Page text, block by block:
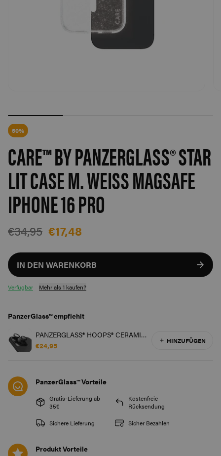
50%
CARE™ BY PANZERGLASS® STAR
LIT CASE M. WEISS MAGSAFE I
PHONE 16 PRO
€34,95 €17,48
IN DEN WARENKORB
Verfügbar Mehr als 1 kaufen?
PanzerGlass™ empfiehlt
PANZERGLASS® HOOPS® CERAMIC
KAMERASCHUTZ IPHONE 16 PRO |
€24,95 HINZUFÜGEN
PanzerGlass™ Vorteile
Gratis-Lieferung ab
35€
Kostenfreie
Rücksendung
Sichere Lieferung
Sicher Bezahlen
Produkt Vorteile